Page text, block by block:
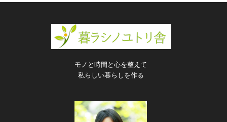
モノと時間と心を整えて
私らしい暮らしを作る